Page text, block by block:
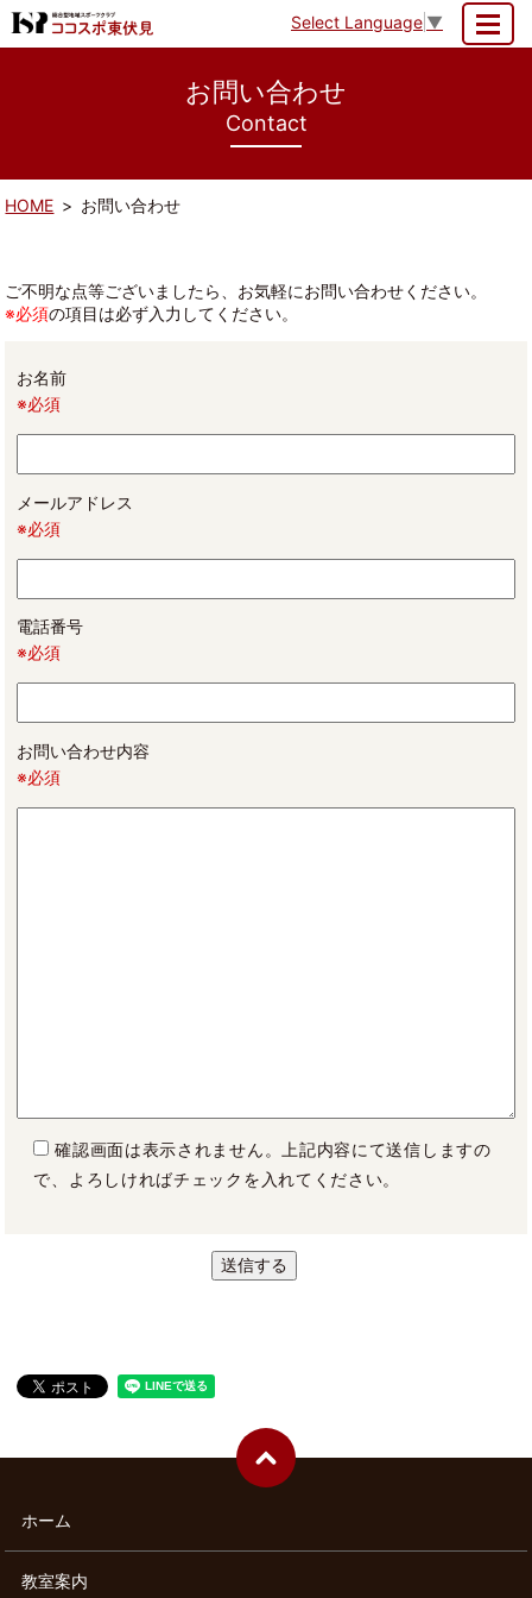
Select Language ▼
お問い合わせ
Contact
HOME お問い合わせ
ご不明な点等ございましたら、お気軽にお問い合わせください。
※必須の項目は必ず入力してください。
お名前
※必須
メールアドレス
※必須
電話番号
※必須
お問い合わせ内容
※必須
確認画面は表示されません。上記内容にて送信しますの
で、よろしければチェックを入れてください。
ホーム
教室案内